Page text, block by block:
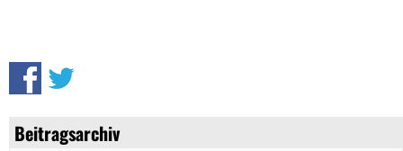
Beitragsarchiv